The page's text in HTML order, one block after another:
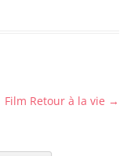
Film Retour à la vie →